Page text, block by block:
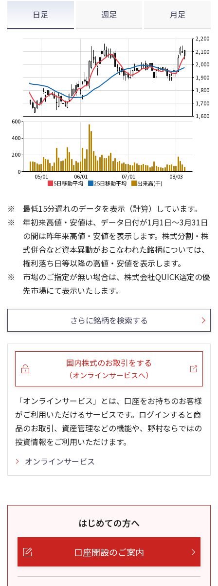
日足 週足 月足
5日移動平均 25日移動平均 出来高(千)
08/03
07/01
06/01
05/01
1,600
1,700
1,800
1,900
2,000
2,100
2,200
0
200
400
600
13週移動平均 26週移動平均 出来高(千)
1,000
1,400
1,600
1,800
2,000
0
300
5ヶ月移動平均 25ヶ月移動平均 出来高(千)
0
1,000
1,500
2,000
0
1,500
最低15分遅れのデータを表示（計算）しています。
年初来高値・安値は、データ日付が1月1日～3月31日
の間は昨年来高値・安値を表示します。株式分割・株
式併合など資本異動がおこなわれた銘柄については、
権利落ち日等以降の高値・安値を表示します。
市場のご指定が無い場合は、株式会社QUICK選定の優
先市場にて表示いたします。
さらに銘柄を検索する
国内株式のお取引をする
（オンラインサービスへ）
「オンラインサービス」とは、口座をお持ちのお客様
がご利用いただけるサービスです。ログインすると商
品のお取引、資産管理などの機能や、野村ならではの
投資情報をご利用いただけます。
オンラインサービス
はじめての方へ
口座開設のご案内